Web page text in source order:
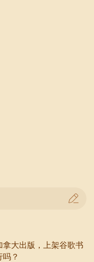
在香格里拉酒店相
。
大出版，上架谷歌书
？